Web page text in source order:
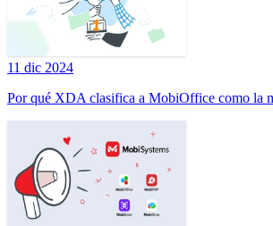
11 dic 2024
Por qué XDA clasifica a MobiOffice como la